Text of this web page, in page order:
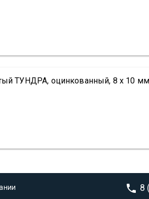
ТУНДРА, оцинкованный, 8 х 10 мм
8